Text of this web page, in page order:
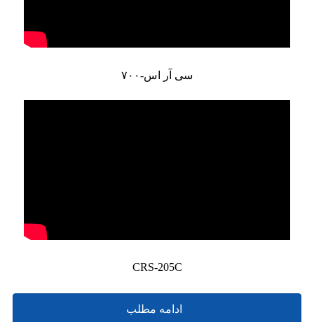
سی آر اس-۷۰۰
CRS-205C
ادامه مطلب